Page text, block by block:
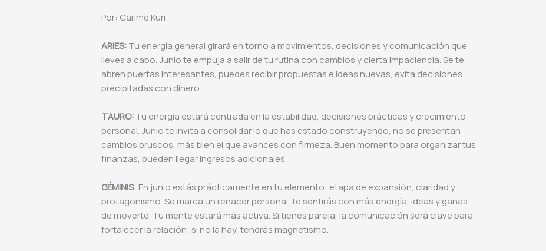
Por: Carime Kuri
ARIES:Tu energía general girará en torno a movimientos, decisiones y comunicación que
lleves a cabo. Junio te empuja a salir de tu rutina con cambios y cierta impaciencia. Se te
abren puertas interesantes, puedes recibir propuestas e ideas nuevas, evita decisiones
precipitadas con dinero.
TAURO:Tu energía estará centrada en la estabilidad, decisiones prácticas y crecimiento
personal. Junio te invita a consolidar lo que has estado construyendo, no se presentan
cambios bruscos, más bien el que avances con firmeza. Buen momento para organizar tus
finanzas, pueden llegar ingresos adicionales.
GÉMINIS: En junio estás prácticamente en tu elemento: etapa de expansión, claridad y
protagonismo. Se marca un renacer personal, te sentirás con más energía, ideas y ganas
de moverte. Tu mente estará más activa. Si tienes pareja, la comunicación será clave para
fortalecer la relación; si no la hay, tendrás magnetismo.